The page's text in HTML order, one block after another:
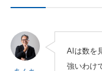
AIは数を
強いわけ